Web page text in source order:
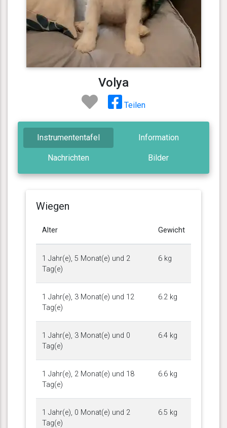
Volya
Teilen
Instrumententafel Information
Nachrichten Bilder
Wiegen
Alter Gewicht
1 Jahr(e), 5 Monat(e) und 2
Tag(e)
6 kg
1 Jahr(e), 3 Monat(e) und 12
Tag(e)
6.2 kg
1 Jahr(e), 3 Monat(e) und 0
Tag(e)
6.4 kg
1 Jahr(e), 2 Monat(e) und 18
Tag(e)
6.6 kg
1 Jahr(e), 0 Monat(e) und 2
Tag(e)
6.5 kg